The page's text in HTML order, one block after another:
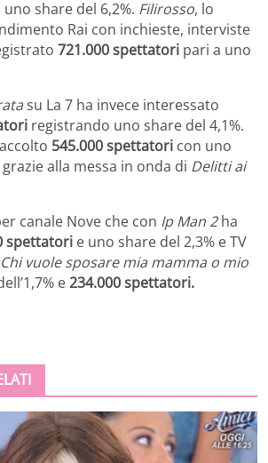
uno share del 6,2%. Filirosso, lo
Rai con inchieste, interviste
721.000 spettatori pari a uno
su La 7 ha invece interessato
registrando uno share del 4,1%.
545.000 spettatori con uno
alla messa in onda di Delitti ai
canale Nove che con Ip Man 2ha
spettatori e uno share del 2,3% e TV
Chi vuole sposare mia mamma o mio
e234.000 spettatori.